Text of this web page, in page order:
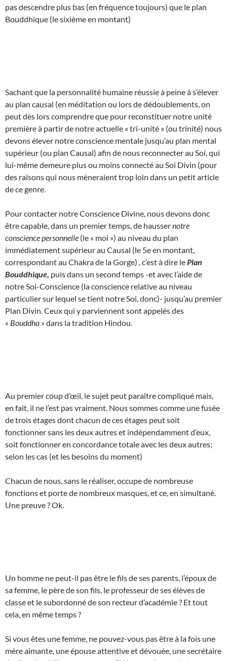
pas descendre plus bas (en fréquence toujours) que le plan
Bouddhique (le sixième en montant)
Sachant que la personnalité humaine réussie à peine à s’élever
au plan causal (en méditation ou lors de dédoublements, on
peut dès lors comprendre que pour reconstituer notre unité
première à partir de notre actuelle « tri-unité » (ou trinité) nous
devons élever notre conscience mentale jusqu’au plan mental
supérieur (ou plan Causal) afin de nous reconnecter au Soi, qui
lui-même demeure plus ou moins connecté au Soi Divin (pour
des raisons qui nous mèneraient trop loin dans un petit article
de ce genre.
Pour contacter notre Conscience Divine, nous devons donc
être capable, dans un premier temps, de haussernotre
conscience personnelle (le « moi ») au niveau du plan
immédiatement supérieur au Causal (le 5e en montant,
correspondant au Chakra de la Gorge) , c’est à dire le Plan
Bouddhique, puis dans un second temps -et avec l’aide de
notre Soi-Conscience (la conscience relative au niveau
particulier sur lequel se tient notre Soi, donc)- jusqu’au premier
Plan Divin. Ceux qui y parviennent sont appelés des
« Bouddha » dans la tradition Hindou.
Au premier coup d’œil, le sujet peut paraître compliqué mais,
en fait, il ne l’est pas vraiment. Nous sommes comme une fusée
de trois étages dont chacun de ces étages peut soit
fonctionner sans les deux autres et indépendamment d’eux,
soit fonctionner en concordance totale avec les deux autres;
selon les cas (et les besoins du moment)
Chacun de nous, sans le réaliser, occupe de nombreuse
fonctions et porte de nombreux masques, et ce, en simultané.
Une preuve ? Ok.
Un homme ne peut-il pas être le fils de ses parents, l’époux de
sa femme, le père de son fils, le professeur de ses élèves de
classe et le subordonné de son recteur d’académie ? Et tout
cela, en même temps ?
Si vous êtes une femme, ne pouvez-vous pas être à la fois une
mère aimante, une épouse attentive et dévouée, une secrétaire